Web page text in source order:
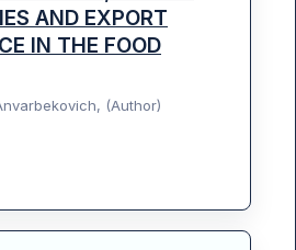
AND EXPORT
IN THE FOOD
(Author)